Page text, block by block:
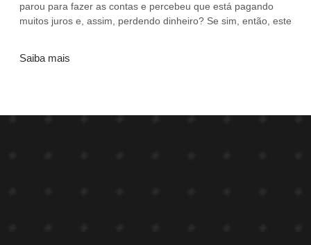
parou para fazer as contas e percebeu que está pagando
muitos juros e, assim, perdendo dinheiro? Se sim, então, este
Saiba mais